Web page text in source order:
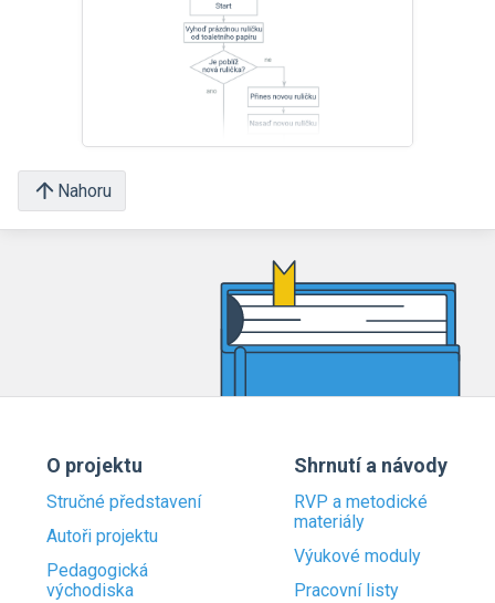
Nahoru
O projektu
Stručné představení
Autoři projektu
Pedagogická
východiska
Shrnutí a návody
RVP a metodické
materiály
Výukové moduly
Pracovní listy